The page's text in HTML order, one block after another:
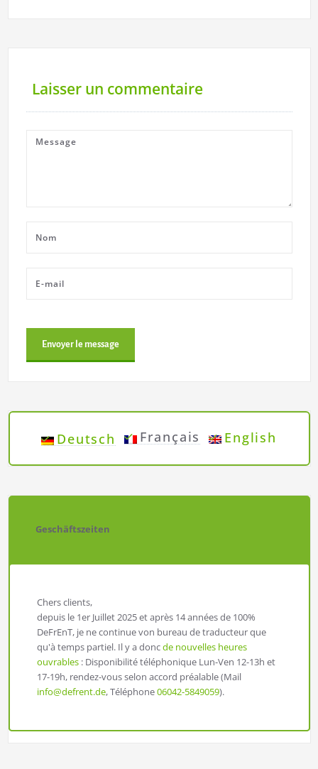
Laisser un commentaire
Deutsch Français English
Geschäftszeiten
Chers clients,
depuis le 1er Juillet 2025 et après 14 années de 100%
DeFrEnT, je ne continue von bureau de traducteur que
qu'à temps partiel. Il y a doncde nouvelles heures
ouvrables: Disponibilité téléphonique Lun-Ven 12-13h et
17-19h, rendez-vous selon accord préalable (Mail
info@defrent.de, Téléphone06042-5849059).